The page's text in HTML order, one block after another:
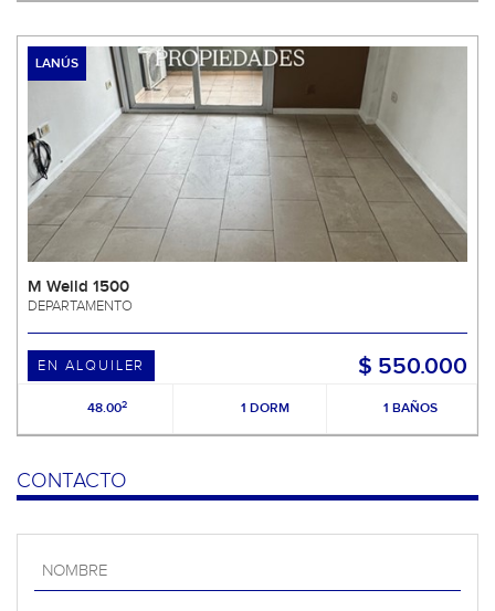
LANÚS
M Weild 1500
DEPARTAMENTO
EN ALQUILER $ 550.000
48.002 1 DORM 1 BAÑOS
CONTACTO